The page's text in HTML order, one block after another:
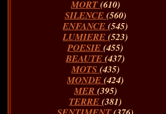
MORT(610)
SILENCE (560)
ENFANCE(545)
LUMIERE(523)
POESIE(455)
BEAUTE(437)
MOTS (435)
MONDE(424)
MER (395)
TERRE(381)